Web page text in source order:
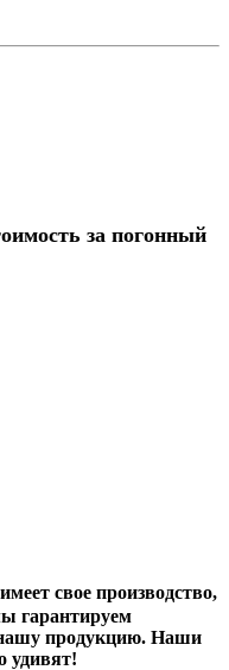
за погонный
свое производство,
гарантируем
продукцию. Наши
удивят!